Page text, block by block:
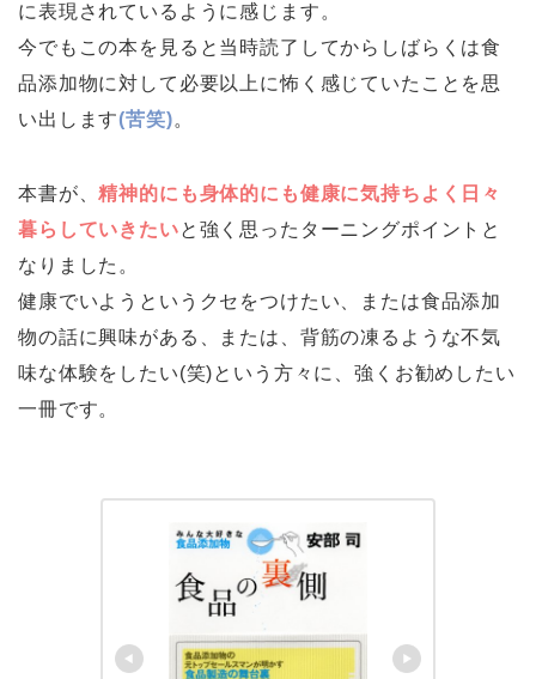
に表現されているように感じます。
今でもこの本を見ると当時読了してからしばらくは食
品添加物に対して必要以上に怖く感じていたことを思
い出します(苦笑)。
本書が、精神的にも身体的にも健康に気持ちよく日々
暮らしていきたいと強く思ったターニングポイントと
なりました。
健康でいようというクセをつけたい、または食品添加
物の話に興味がある、または、背筋の凍るような不気
味な体験をしたい(笑)という方々に、強くお勧めしたい
一冊です。